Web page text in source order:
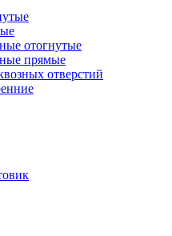
отогнутые
прямые
отверстий